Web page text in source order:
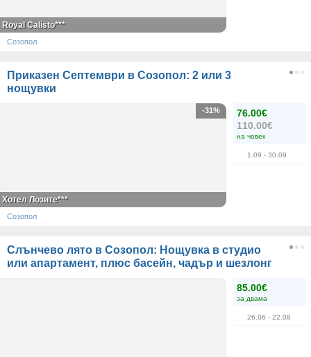
Royal Calisto***
Созопол
Приказен Септември в Созопол: 2 или 3
нощувки
76.00€
110.00€
на човек
1.09 - 30.09
-31%
Хотел Лозите***
Созопол
Слънчево лято в Созопол: Нощувка в студио
или апартамент, плюс басейн, чадър и шезлонг
85.00€
за двама
26.06 - 22.08